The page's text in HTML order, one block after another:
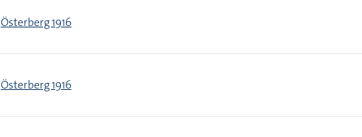
Österberg 1916
Österberg 1916